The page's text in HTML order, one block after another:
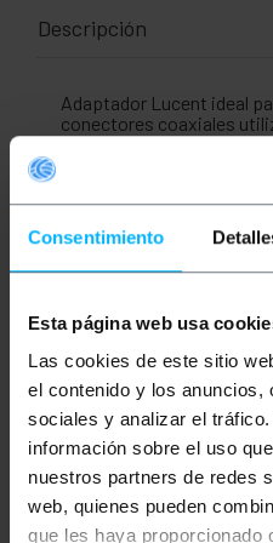
Consentimiento
Esta página web usa
Las cookies de este sitio
el contenido y los anuncios,
sociales y analizar el
información sobre el uso
nuestros partners de redes
web, quienes pueden
que les haya proporcionado
Descripción
Adaptador Lucent ideal
conectores coaxiales
acceso, así como
equipado con un
herramienta de conexión
antenas y su cableado de
Gracias a su versatilidad,
diferentes entornos de
confiable con los puntos
wireless 802.11.
Especificaciones
Adaptador Lucent
macho
Adaptador basado
Utilizado en los
Adaptadores
con las antenas